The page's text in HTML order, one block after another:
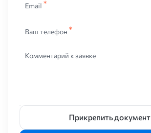
Email
Ваш телефон
Комментарий к заявке
Прикрепить документ